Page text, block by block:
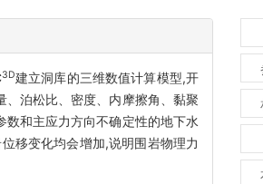
3D建立洞库的三维数值计算模型,开
泊松比、密度、内摩擦角、黏聚
和主应力方向不确定性的地下水
移变化均会增加,说明围岩物理力